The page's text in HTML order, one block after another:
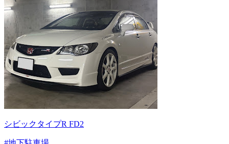
シビックタイプR FD2